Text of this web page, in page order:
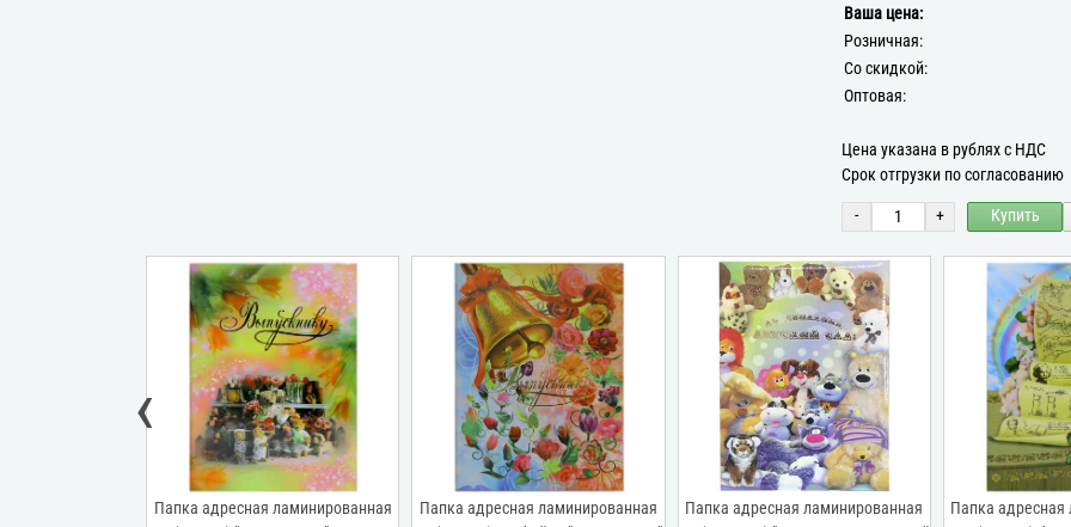
Ваша цена:
Розничная:
Со скидкой:
Оптовая:
Цена указана в рублях с НДС
Срок отгрузки по согласованию
- + Купить
Папка адресная ламинированная
Папка адресная ламинированная
Папка адресная ламинированная
Папка адресная
‹